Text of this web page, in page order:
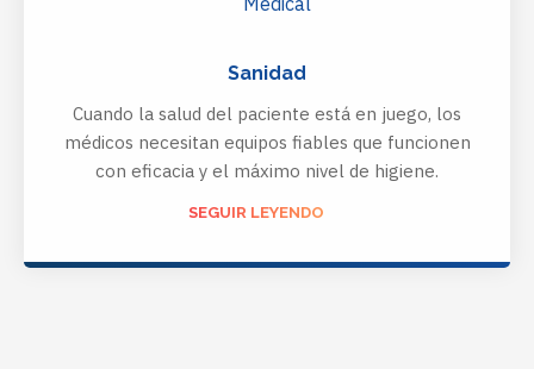
Sanidad
Cuando la salud del paciente está en juego, los
médicos necesitan equipos fiables que funcionen
con eficacia y el máximo nivel de higiene.
SEGUIR LEYENDO